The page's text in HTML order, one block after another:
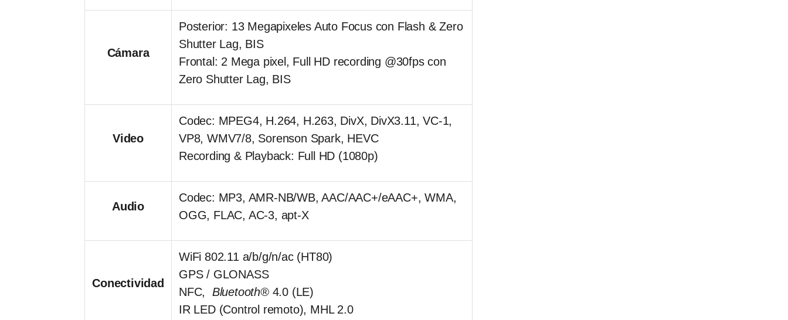
Cámara
Posterior: 13 Megapixeles Auto Focus con Flash & Zero
Shutter Lag, BIS
Frontal: 2 Mega pixel, Full HD recording @30fps con
Zero Shutter Lag, BIS
Video
Codec: MPEG4, H.264, H.263, DivX, DivX3.11, VC-1,
VP8, WMV7/8, Sorenson Spark, HEVC
Recording & Playback: Full HD (1080p)
Audio
Codec: MP3, AMR-NB/WB, AAC/AAC+/eAAC+, WMA,
OGG, FLAC, AC-3, apt-X
Conectividad
WiFi 802.11 a/b/g/n/ac (HT80)
GPS / GLONASS
NFC, Bluetooth®4.0 (LE)
IR LED (Control remoto), MHL 2.0